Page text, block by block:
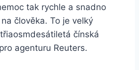
tak rychle a snadno
člověka. To je velký
čínská
agenturu Reuters.